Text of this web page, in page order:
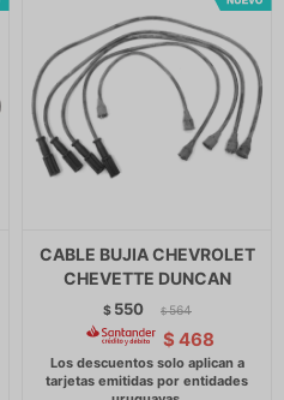
CABLE BUJIA CHEVROLET
CHEVETTE DUNCAN
$ 550 $ 564
$ 468